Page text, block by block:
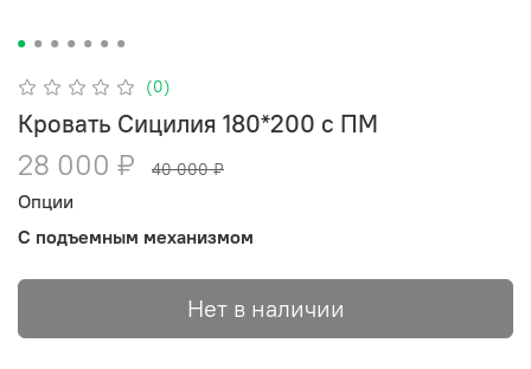
(0)
Кровать Сицилия 180*200 с ПМ
28 000 ₽ 40 000 ₽
Опции
С подъемным механизмом
Нет в наличии